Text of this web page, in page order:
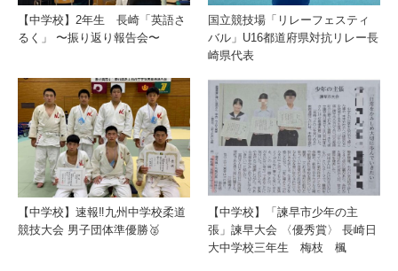
【中学校】2年生 長崎「英語さ
るく」 〜振り返り報告会〜
国立競技場「リレーフェスティ
バル」U16都道府県対抗リレー長
崎県代表
【中学校】速報‼️九州中学校柔道
競技大会 男子団体準優勝🥈
【中学校】「諫早市少年の主
張」諫早大会 〈優秀賞〉 長崎日
大中学校三年生 梅枝 楓